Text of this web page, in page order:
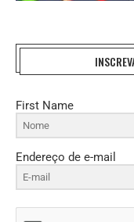
First Name
Endereço de e-mail